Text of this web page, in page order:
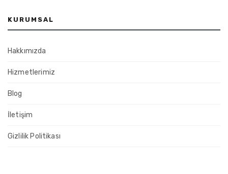
KURUMSAL
Hakkımızda
Hizmetlerimiz
Blog
İletişim
Gizlilik Politikası